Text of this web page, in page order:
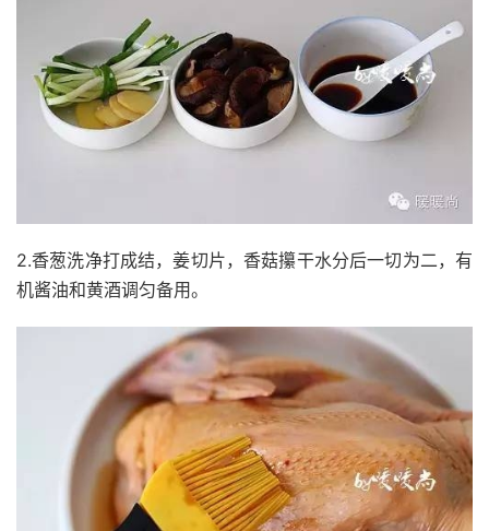
2.香葱洗净打成结，姜切片，香菇攥干水分后一切为二，有
机酱油和黄酒调匀备用。